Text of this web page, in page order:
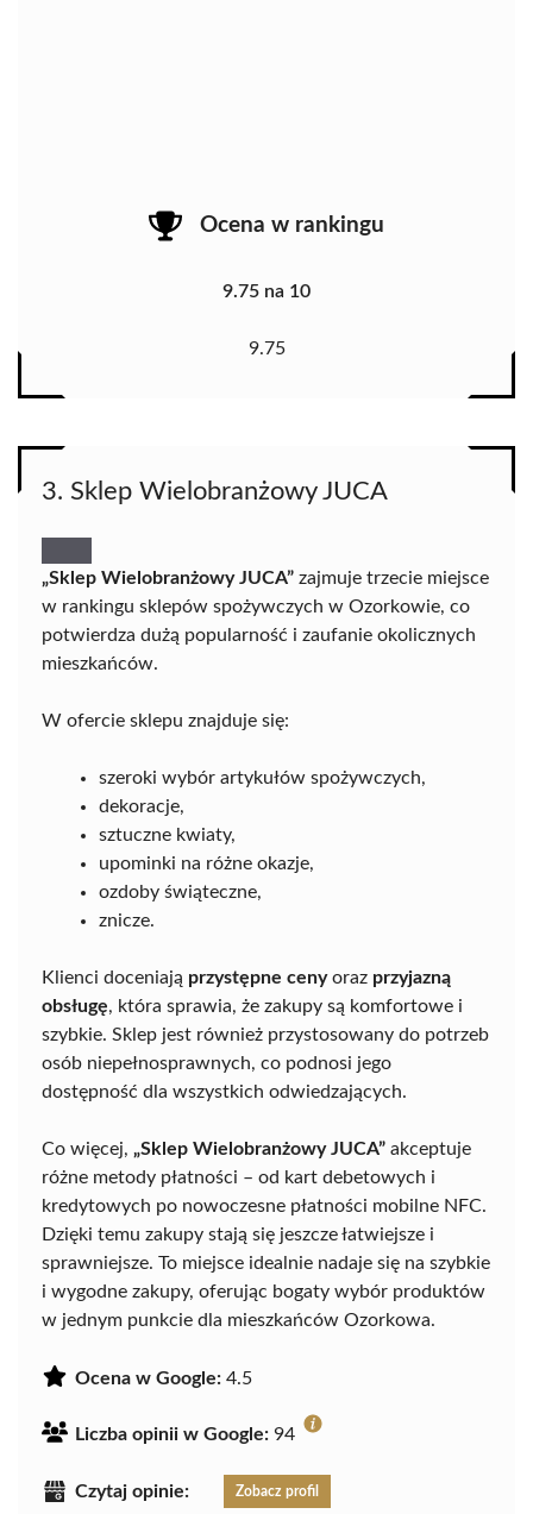
Ocena w rankingu
9.75 na 10
9.75
3. Sklep Wielobranżowy JUCA
„Sklep Wielobranżowy JUCA” zajmuje trzecie miejsce
w rankingu sklepów spożywczych w Ozorkowie, co
potwierdza dużą popularność i zaufanie okolicznych
mieszkańców.
W ofercie sklepu znajduje się:
szeroki wybór artykułów spożywczych,
dekoracje,
sztuczne kwiaty,
upominki na różne okazje,
ozdoby świąteczne,
znicze.
Klienci doceniają przystępne cenyoraz przyjazną
obsługę, która sprawia, że zakupy są komfortowe i
szybkie. Sklep jest również przystosowany do potrzeb
osób niepełnosprawnych, co podnosi jego
dostępność dla wszystkich odwiedzających.
Co więcej, „Sklep Wielobranżowy JUCA” akceptuje
różne metody płatności – od kart debetowych i
kredytowych po nowoczesne płatności mobilne NFC.
Dzięki temu zakupy stają się jeszcze łatwiejsze i
sprawniejsze. To miejsce idealnie nadaje się na szybkie
i wygodne zakupy, oferując bogaty wybór produktów
w jednym punkcie dla mieszkańców Ozorkowa.
Ocena w Google: 4.5
Liczba opinii w Google: 94
Czytaj opinie: Zobacz profil